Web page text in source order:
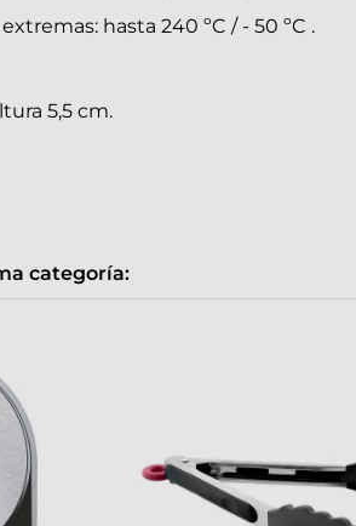
hasta 240 ºC / - 50 ºC .
5,5 cm.
categoría: